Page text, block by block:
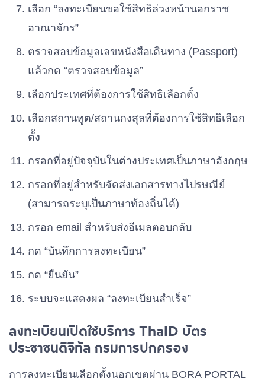
เลือก “ลงทะเบียนขอใช้สิทธิล่วงหน้านอกราช
อาณาจักร”
ตรวจสอบข้อมูลเลขหนังสือเดินทาง (Passport)
แล้วกด “ตรวจสอบข้อมูล”
เลือกประเทศที่ต้องการใช้สิทธิเลือกตั้ง
เลือกสถานทูต/สถานกงสุลที่ต้องการใช้สิทธิเลือก
ตั้ง
กรอกที่อยู่ปัจจุบันในต่างประเทศเป็นภาษาอังกฤษ
กรอกที่อยู่สำหรับจัดส่งเอกสารทางไปรษณีย์
(สามารถระบุเป็นภาษาท้องถิ่นได้)
กรอก email สำหรับส่งอีเมลตอบกลับ
กด “บันทึกการลงทะเบียน”
กด “ยืนยัน”
ระบบจะแสดงผล “ลงทะเบียนสำเร็จ”
ลงทะเบียนเปิดใช้บริการ ThaID บัตร
ประชาชนดิจิทัล กรมการปกครอง
การลงทะเบียนเลือกตั้งนอกเขตผ่าน BORA PORTAL